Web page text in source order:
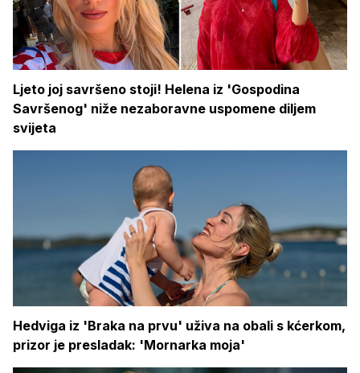
Ljeto joj savršeno stoji! Helena iz 'Gospodina
Savršenog' niže nezaboravne uspomene diljem
svijeta
Hedviga iz 'Braka na prvu' uživa na obali s kćerkom,
prizor je presladak: 'Mornarka moja'